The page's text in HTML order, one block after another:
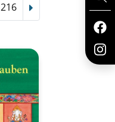
Treffer Nächster Treffer